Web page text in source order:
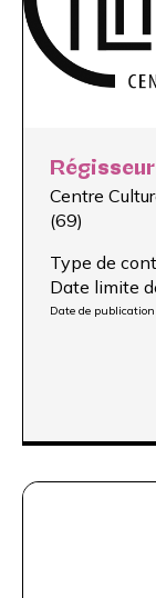
Centre
(69)
Type de
Date limite
Date de publication